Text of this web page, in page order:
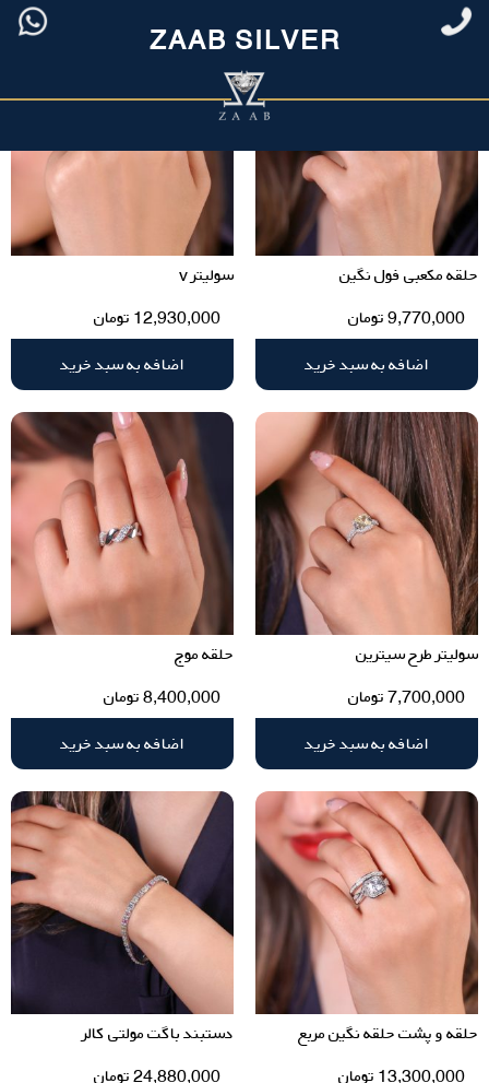
ZAAB SILVER
حلقه مکعبی فول نگین
9,770,000تومان
اضافه به سبد خرید
سولیتر v
12,930,000 تومان
اضافه به سبد خرید
سولیتر طرح سیترین
7,700,000تومان
اضافه به سبد خرید
حلقه موج
8,400,000تومان
اضافه به سبد خرید
حلقه و پشت حلقه نگین مربع
13,300,000 تومان
دستبند باگت مولتی کالر
24,880,000تومان